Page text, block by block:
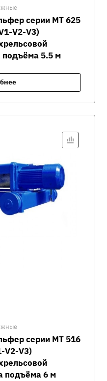
серии MT 625
V2-V3)
подъёма 5.5 м
серии MT 516
V2-V3)
подъёма 6 м